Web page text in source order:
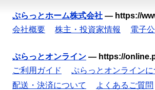
ぷらっとホーム株式会社 — https://
会社概要
株主・投資家情報 電子
ぷらっとオンライン — https://
ご利用ガイド
ぷらっとオンラインに
配送・決済について
よくあるご質問